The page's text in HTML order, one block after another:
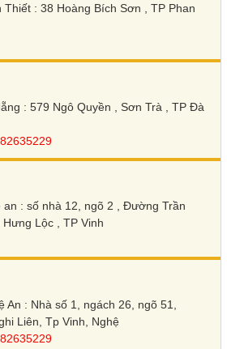
: 38 Hoàng Bích Sơn , TP Phan
: 579 Ngô Quyền , Sơn Trà , TP Đà
: số nhà 12, ngõ 2 , Đường Trần
Lộc , TP Vinh
: Nhà số 1, ngách 26, ngõ 51,
Liên, Tp Vinh, Nghệ